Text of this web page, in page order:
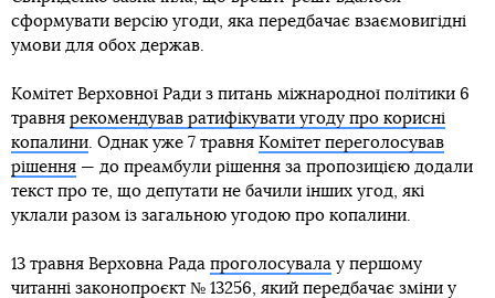
сформувати версію угоди, яка передбачає взаємовигідні
умови для обох держав.
Комітет Верховної Ради з питань міжнародної політики 6
травня рекомендував ратифікувати угоду про корисні
копалини. Однак уже 7 травня Комітет переголосував
рішення — до преамбули рішення за пропозицією додали
текст про те, що депутати не бачили інших угод, які
уклали разом із загальною угодою про копалини.
13 травня Верховна Рада проголосувала у першому
читанні законопроєкт № 13256, який передбачає зміни у